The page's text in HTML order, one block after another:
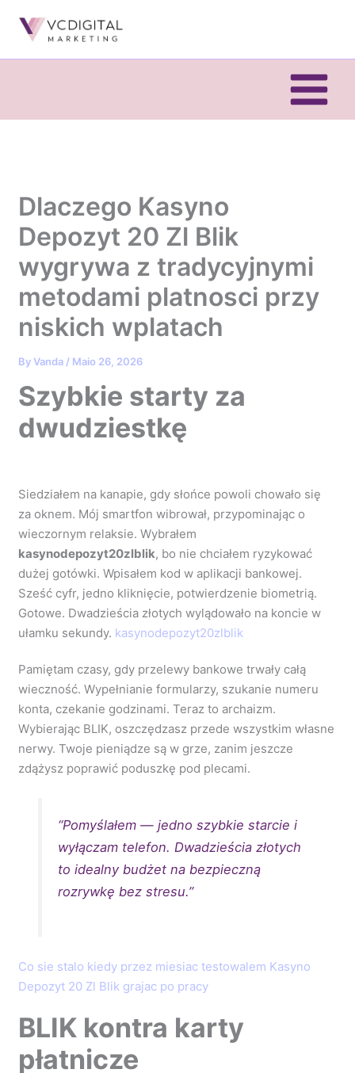
Dlaczego Kasyno
Depozyt 20 Zl Blik
wygrywa z tradycyjnymi
metodami platnosci przy
niskich wplatach
ByVanda / Maio 26, 2026
Szybkie starty za
dwudziestkę
Siedziałem na kanapie, gdy słońce powoli chowało się
za oknem. Mój smartfon wibrował, przypominając o
wieczornym relaksie. Wybrałem
kasynodepozyt20zlblik, bo nie chciałem ryzykować
dużej gotówki. Wpisałem kod w aplikacji bankowej.
Sześć cyfr, jedno kliknięcie, potwierdzenie biometrią.
Gotowe. Dwadzieścia złotych wylądowało na koncie w
ułamku sekundy. kasynodepozyt20zlblik
Pamiętam czasy, gdy przelewy bankowe trwały całą
wieczność. Wypełnianie formularzy, szukanie numeru
konta, czekanie godzinami. Teraz to archaizm.
Wybierając BLIK, oszczędzasz przede wszystkim własne
nerwy. Twoje pieniądze są w grze, zanim jeszcze
zdążysz poprawić poduszkę pod plecami.
“Pomyślałem — jedno szybkie starcie i
wyłączam telefon. Dwadzieścia złotych
to idealny budżet na bezpieczną
rozrywkę bez stresu.”
Co sie stalo kiedy przez miesiac testowalem Kasyno
Depozyt 20 Zl Blik grajac po pracy
BLIK kontra karty
płatnicze